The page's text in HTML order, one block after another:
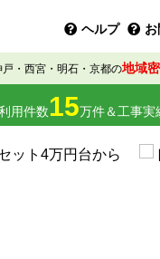
ヘルプ
・西宮・明石・京都の地域
用件数15万件＆工事実